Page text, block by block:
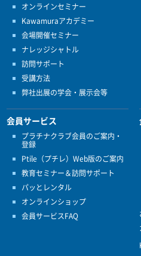
オンラインセミナー
Kawamuraアカデミー
会場開催セミナー
ナレッジシャトル
訪問サポート
受講方法
弊社出展の学会・展示会等
会員サービス
プラチナクラブ会員のご案内・
登録
Ptile（プチレ）Web版のご案内
教育セミナー＆訪問サポート
パッとレンタル
オンラインショップ
会員サービスFAQ